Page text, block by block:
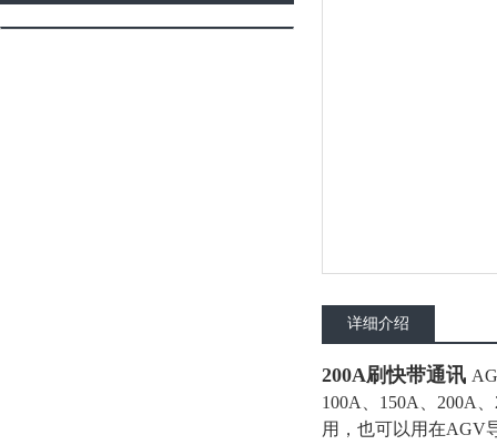
详细介绍
200A刷快带通讯
100A、150A、200A
用，也可以用在AGV